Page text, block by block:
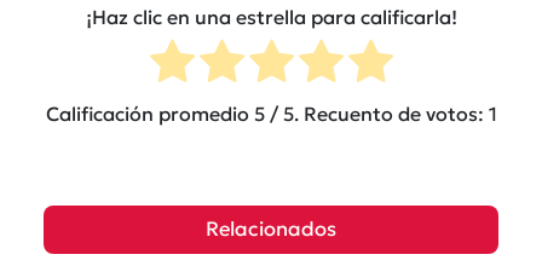
¡Haz clic en una estrella para calificarla!
Calificación promedio 5/ 5. Recuento de votos: 1
Relacionados